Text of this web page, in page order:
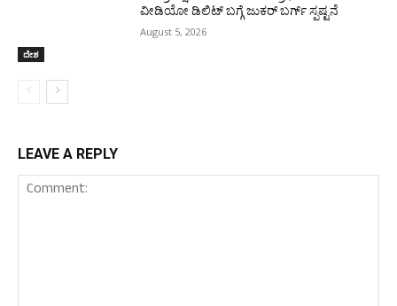
ದೇಶ
ವೀಡಿಯೋ ಡಿಲಿಟ್ ಬಗ್ಗೆ ಜುಕರ್ ಬರ್ಗ್ ಸ್ಪಷ್ಟನೆ
August 5, 2026
LEAVE A REPLY